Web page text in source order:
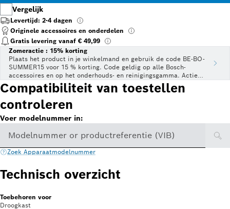
Vergelijk
Levertijd: 2-4 dagen
Originele accessoires en onderdelen
Gratis levering vanaf € 49,99
Zomeractie : 15% korting
Plaats het product in je winkelmand en gebruik de code BE-BO-
SUMMER15 voor 15 % korting. Code geldig op alle Bosch-
accessoires en op het onderhouds- en reinigingsgamma. Actie
geldig t.e.m. 31 juli 2026.
Compatibiliteit van toestellen
controleren
Voer modelnummer in:
Modelnummer or productreferentie (VIB)
Zoek Apparaatmodelnummer
Technisch overzicht
Toebehoren voor
Droogkast